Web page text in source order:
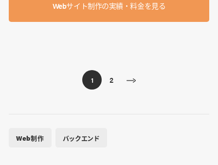
Webサイト制作の実績・料金を見る
1 2
Web制作 バックエンド